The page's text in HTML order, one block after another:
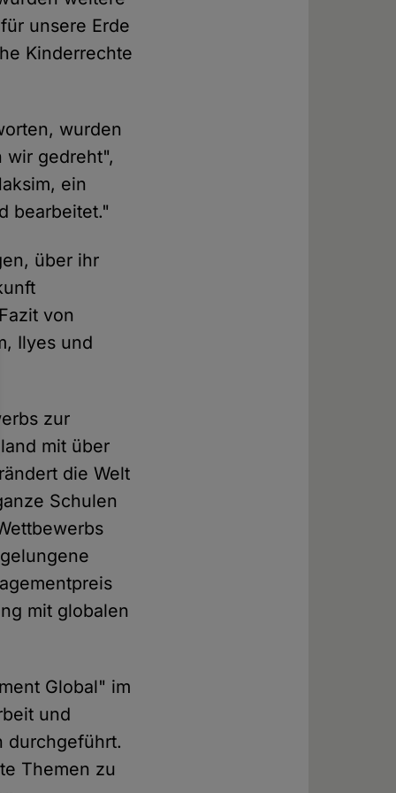
unsere Erde
Kinderrechte
wurden
wir gedreht",
ein
bearbeitet."
über ihr
von
Ilyes und
zur
mit über
die Welt
Schulen
mit globalen
Global" im
und
durchgeführt.
Themen zu